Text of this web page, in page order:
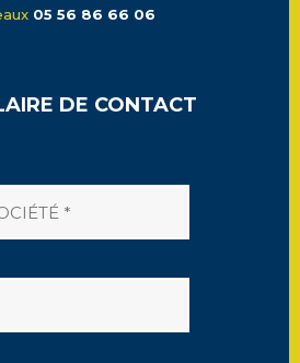
05 56 86 66 06
DE CONTACT